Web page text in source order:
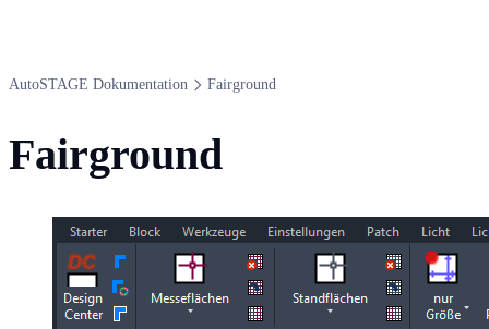
Auto​STAGE Dokumentation Fairground
Fairground